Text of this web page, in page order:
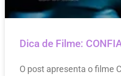
Dica de Filme:
O post apresenta o filme